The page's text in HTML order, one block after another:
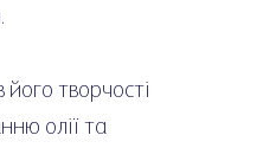
творчості
олії та